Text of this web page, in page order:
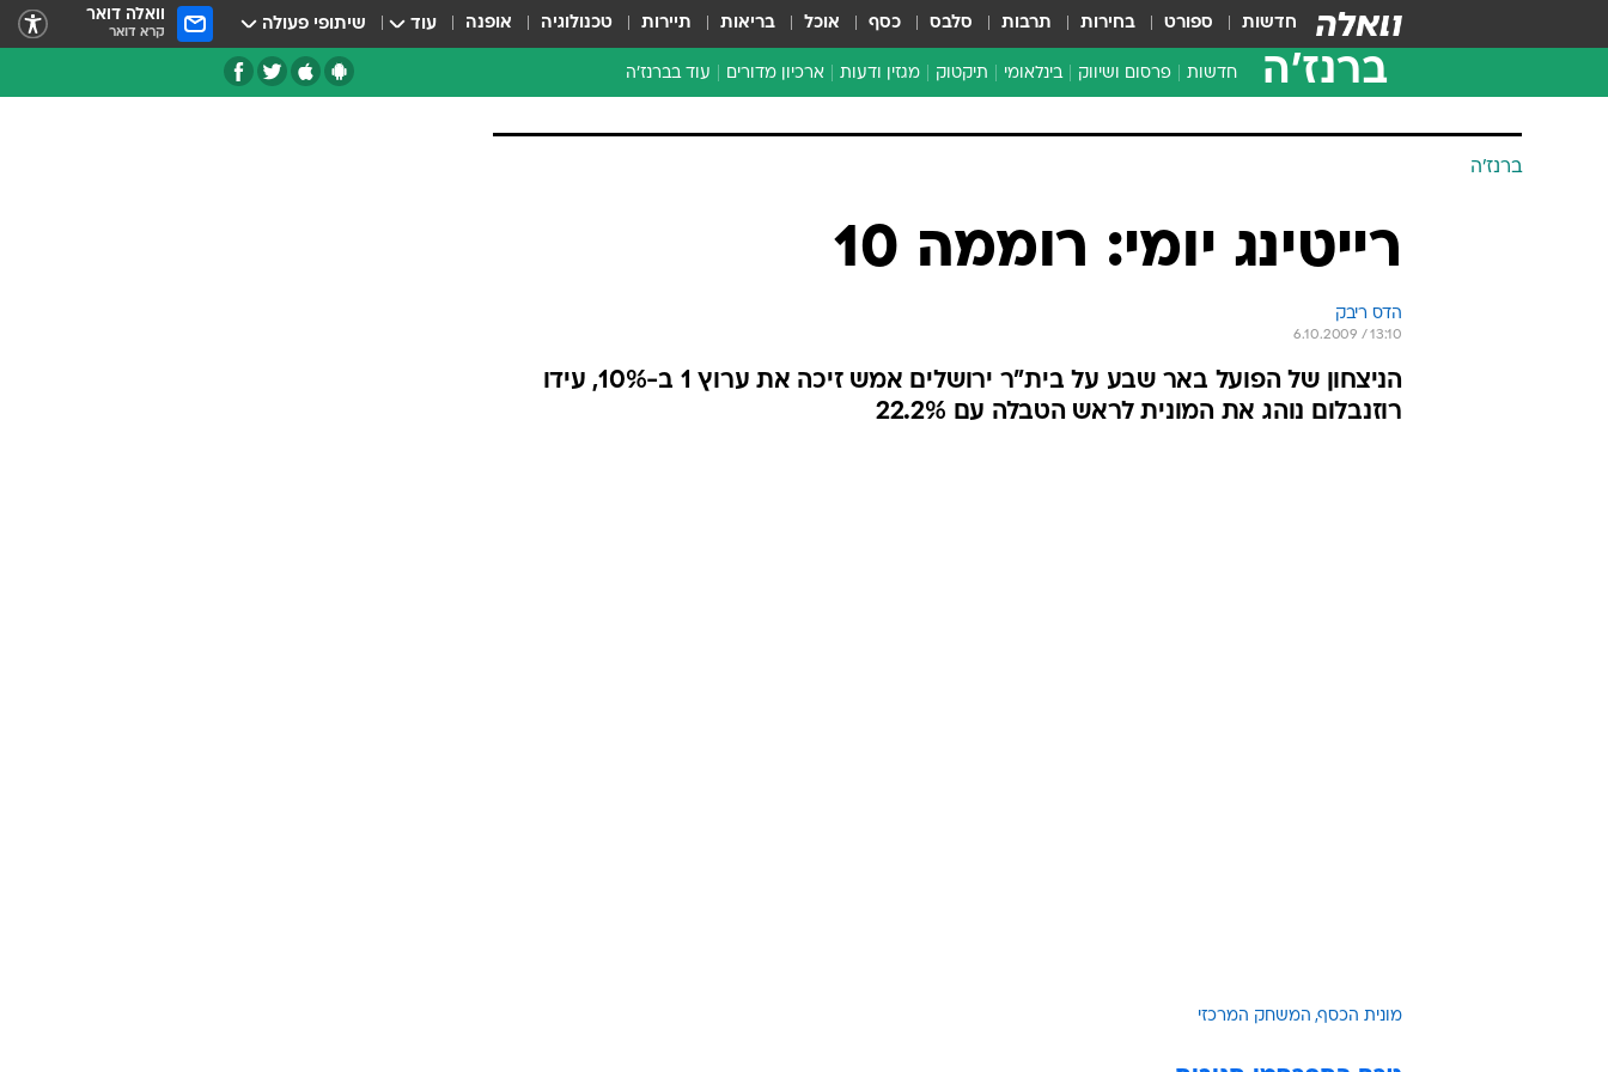
חדשות ספורט בחירות תרבות סלבס כסף אוכל בריאות תיירות טכנולוגיה אופנה עוד שיתופי פעולה וואלה דואר
קרא דואר
ברנז'ה חדשות פרסום ושיווק בינלאומי תיקטוק מגזין ודעות ארכיון מדורים עוד בברנז'ה
ברנז'ה
רייטינג יומי: רוממה 10
הדס ריבק
6.10.2009 / 13:10
הניצחון של הפועל באר שבע על בית"ר ירושלים אמש זיכה את ערוץ 1 ב-10%, עידו
רוזנבלום נוהג את המונית לראש הטבלה עם 22.2%
מונית הכסף המשחק המרכזי